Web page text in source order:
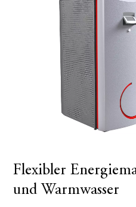
Flexibler
und Warmwasser